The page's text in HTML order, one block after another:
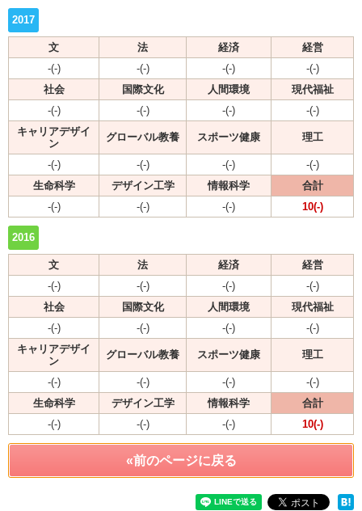
2017
文 法 経済
経営
-(-)
-(-) -(-)
-(-)
社会
国際文化 人間環境
現代福祉
-(-)
-(-) -(-)
-(-)
キャリアデザイ
ン
グローバル教養 スポーツ健康 理工
-(-) -(-) -(-)
-(-)
生命科学
デザイン工学 情報科学
合計
-(-)
-(-) -(-) 10(-)
2016
文 法 経済
経営
-(-)
-(-) -(-)
-(-)
社会
国際文化 人間環境
現代福祉
-(-)
-(-) -(-)
-(-)
キャリアデザイ
ン
グローバル教養 スポーツ健康 理工
-(-) -(-) -(-)
-(-)
生命科学
デザイン工学 情報科学
合計
-(-)
-(-) -(-) 10(-)
«前のページに戻る